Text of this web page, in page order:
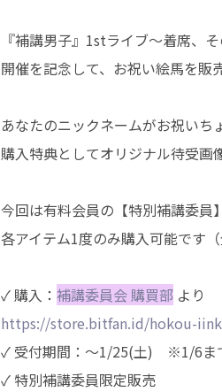
『補講男子』1stライブ～着席、
開催を記念して、お祝い絵馬を販
あなたのニックネームがお祝い
購入特典としてオリジナル待受画
今回は有料会員の【特別補講委員
各アイテム1度のみ購入可能です
✓ 購入： 補講委員会 購買部 より
https://store.bitfan.id/hokou-
✓ 受付期間：～1/25(土) ※1/6ま
✓ 特別補講委員限定販売